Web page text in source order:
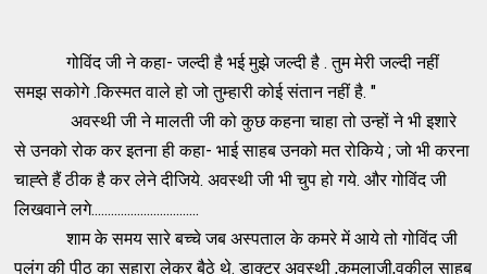
गोविंद जी ने कहा- जल्दी है भई मुझे जल्दी है . तुम मेरी जल्दी नहीं
समझ सकोगे .किस्मत वाले हो जो तुम्हारी कोई संतान नहीं है. "
अवस्थी जी ने मालती जी को कुछ कहना चाहा तो उन्हों ने भी इशारे
से उनको रोक कर इतना ही कहा- भाई साहब उनको मत रोकिये ; जो भी करना
चाह्ते हैं ठीक है कर लेने दीजिये. अवस्थी जी भी चुप हो गये. और गोविंद जी
लिखवाने लगे.................................
शाम के समय सारे बच्चे जब अस्पताल के कमरे में आये तो गोविंद जी
पलंग की पीठ का सहारा लेकर बैठे थे. डाक्टर अवस्थी ,कमलाजी,वकील साहब